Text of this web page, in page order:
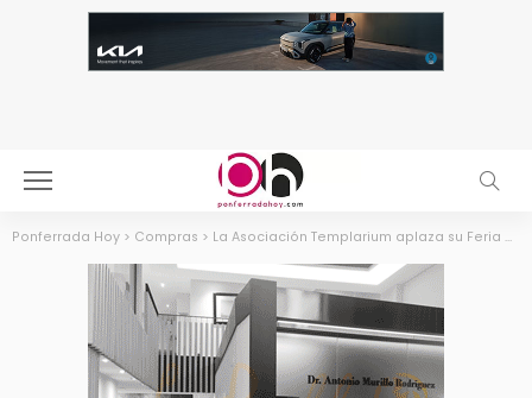
Ponferrada Hoy > Compras > La Asociación Templarium aplaza su Feria de las Rebajas por los incendios en El Bierzo